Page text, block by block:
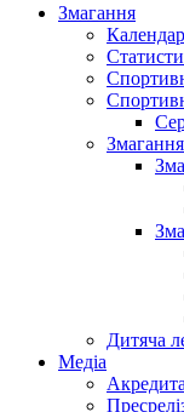
Змагання
Дитяча
Медіа